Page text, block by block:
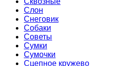
Слон
Снеговик
Собаки
Советы
Сумки
Сумочки
Сцепное кружево